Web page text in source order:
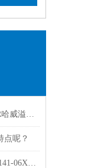
德国哈威hawe减压阀MVE14HR哈威溢流阀现货出售
点呢？
原装贺德克球阀KHM-50-F6-11141-06XHYDAC高压球阀